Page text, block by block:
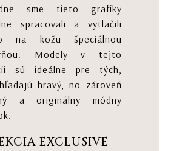
sme tieto grafiky
spracovali a vytlačili
na kožu špeciálnou
Modely v tejto
sú ideálne pre tých,
hravý, no zároveň
a originálny módny
EXCLUSIVE